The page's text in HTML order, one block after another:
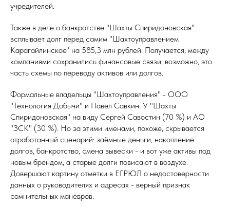
учредителей.
Также в деле о банкротстве "Шахты Спиридоновская"
всплывает долг перед самим "Шахтоуправлением
Карагайлинское" на 585,3 млн рублей. Получается, между
компаниями сохранились финансовые связи, возможно, это
часть схемы по переводу активов или долгов.
Формальные владельцы "Шахтоуправления" - ООО
"Технология Добычи" и Павел Савкин. У "Шахты
Спиридоновская" на виду Сергей Савостин (70 %) и АО
"ЗСК" (30 %). Но за этими именами, похоже, скрывается
отработанный сценарий: заёмные деньги, накопление
долгов, банкротство, смена вывески - и вот уже активы под
новым брендом, а старые долги повисают в воздухе.
Довершают картину отметки в ЕГРЮЛ о недостоверности
данных о руководителях и адресах - верный признак
сомнительных манёвров.